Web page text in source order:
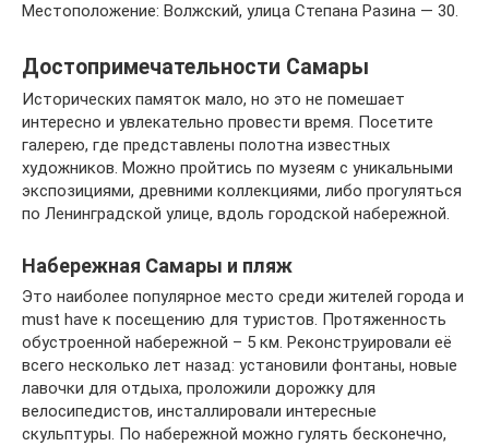
Местоположение: Волжский, улица Степана Разина — 30.
Достопримечательности Самары
Исторических памяток мало, но это не помешает
интересно и увлекательно провести время. Посетите
галерею, где представлены полотна известных
художников. Можно пройтись по музеям с уникальными
экспозициями, древними коллекциями, либо прогуляться
по Ленинградской улице, вдоль городской набережной.
Набережная Самары и пляж
Это наиболее популярное место среди жителей города и
must have к посещению для туристов. Протяженность
обустроенной набережной – 5 км. Реконструировали её
всего несколько лет назад: установили фонтаны, новые
лавочки для отдыха, проложили дорожку для
велосипедистов, инсталлировали интересные
скульптуры. По набережной можно гулять бесконечно,